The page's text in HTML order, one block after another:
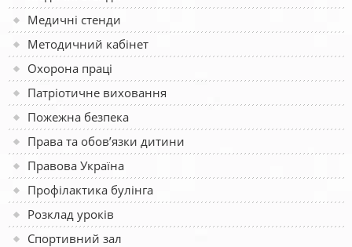
Медичні стенди
Методичний кабінет
Охорона праці
Патріотичне виховання
Пожежна безпека
Права та обов’язки дитини
Правова Україна
Профілактика булінга
Розклад уроків
Спортивний зал